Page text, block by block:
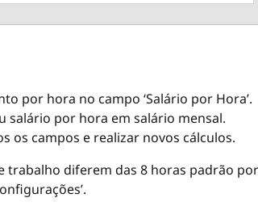
por hora no campo ‘Salário por Hora’.
salário por hora em salário mensal.
os campos e realizar novos cálculos.
trabalho diferem das 8 horas padrão